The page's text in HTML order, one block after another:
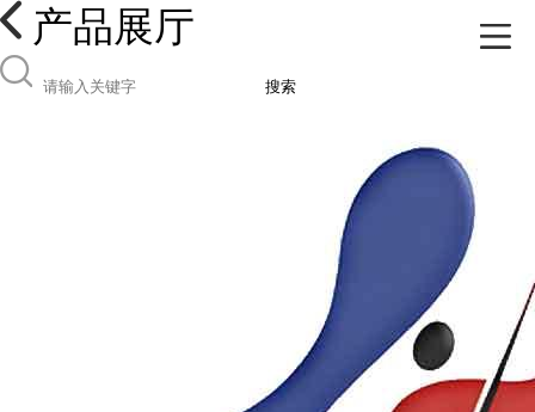
产品展厅
搜索